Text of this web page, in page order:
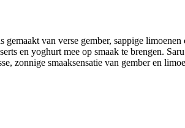
van verse gember, sappige
en yoghurt mee op smaak te brengen.
smaaksensatie van gember en